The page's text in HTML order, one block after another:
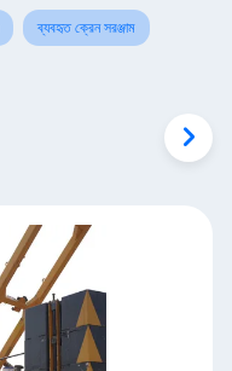
ব্যবহৃত ক্রেন সরঞ্জাম